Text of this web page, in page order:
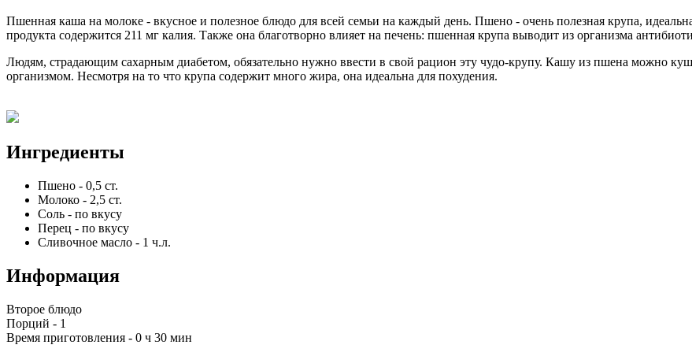
Пшенная каша на молоке - вкусное и полезное блюдо для всей семьи на каждый день. Пшено - очень полезная крупа,
продукта содержится 211 мг калия. Также она благотворно влияет на печень: пшенная крупа выводит из организма
Людям, страдающим сахарным диабетом, обязательно нужно ввести в свой рацион эту чудо-крупу. Кашу из пшена можно
организмом. Несмотря на то что крупа содержит много жира, она идеальна для похудения.
Ингредиенты
Пшено - 0,5 ст.
Молоко - 2,5 ст.
Соль - по вкусу
Перец - по вкусу
Сливочное масло - 1 ч.л.
Информация
Второе блюдо
Порций - 1
Время приготовления - 0 ч 30 мин